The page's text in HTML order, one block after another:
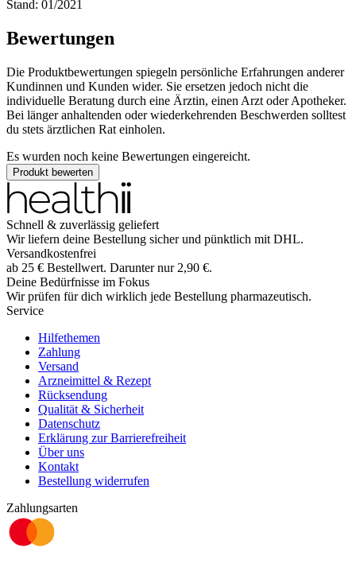
Stand: 01/2021
Bewertungen
Die Produktbewertungen spiegeln persönliche Erfahrungen anderer
Kundinnen und Kunden wider. Sie ersetzen jedoch nicht die
individuelle Beratung durch eine Ärztin, einen Arzt oder Apotheker.
Bei länger anhaltenden oder wiederkehrenden Beschwerden solltest
du stets ärztlichen Rat einholen.
Es wurden noch keine Bewertungen eingereicht.
Produkt bewerten
Schnell & zuverlässig geliefert
Wir liefern deine Bestellung sicher und pünktlich mit DHL.
Versandkostenfrei
ab 25 € Bestellwert. Darunter nur 2,90 €.
Deine Bedürfnisse im Fokus
Wir prüfen für dich wirklich jede Bestellung pharmazeutisch.
Service
Hilfethemen
Zahlung
Versand
Arzneimittel & Rezept
Rücksendung
Qualität & Sicherheit
Datenschutz
Erklärung zur Barrierefreiheit
Über uns
Kontakt
Bestellung widerrufen
Zahlungsarten